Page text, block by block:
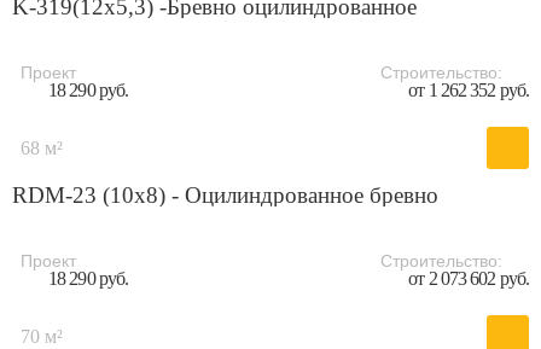
K-319(12x5,3) -Бревно оцилиндрованное
Проект
18 290 руб.
Строительство:
от 1 262 352 руб.
68 м²
RDM-23 (10x8) - Оцилиндрованное бревно
Проект
18 290 руб.
Строительство:
от 2 073 602 руб.
70 м²